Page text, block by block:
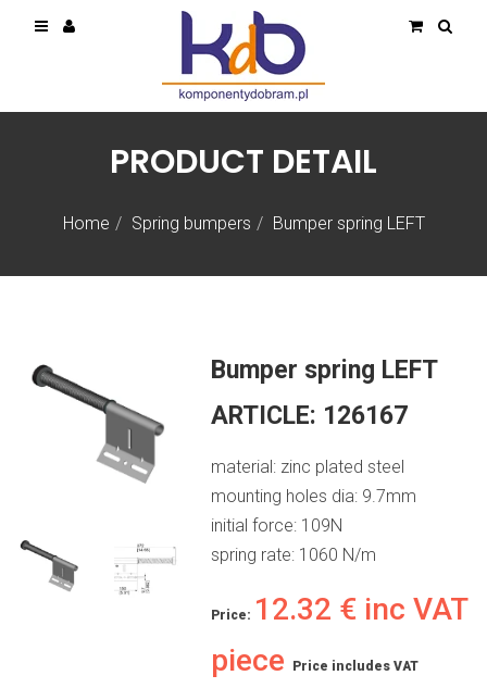
Home Spring bumpers Bumper spring LEFT
PRODUCT DETAIL
Bumper spring LEFT
ARTICLE: 126167
material: zinc plated steel
mounting holes dia: 9.7mm
initial force: 109N
spring rate: 1060 N/m
Price: 12.32 € inc VAT
piece
Price includes VAT